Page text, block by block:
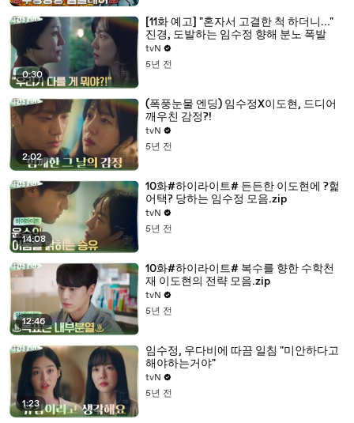
0:30
[11화 예고] "혼자서 고결한 척 하더니..."
진경, 도발하는 임수정 향해 분노 폭발
tvN
5년 전
2:02
(폭풍눈물 엔딩) 임수정X이도현, 드디어
깨우친 감정?!
tvN
5년 전
14:08
10화#하이라이트# 든든한 이도현에 ?헕
어택? 당하는 임수정 모음.zip
tvN
5년 전
12:46
10화#하이라이트# 복수를 향한 수학천
재 이도현의 전략 모음.zip
tvN
5년 전
1:23
임수정, 우다비에 따끔 일침 "미안하다고
해야하는거야"
tvN
5년 전